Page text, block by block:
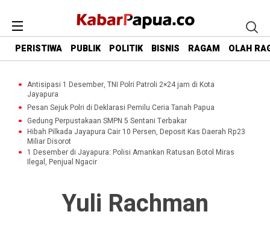
PERISTIWA PUBLIK POLITIK BISNIS RAGAM OLAH
Antisipasi 1 Desember, TNI Polri Patroli 2×24 jam di Kota
Jayapura
Pesan Sejuk Polri di Deklarasi Pemilu Ceria Tanah Papua
Gedung Perpustakaan SMPN 5 Sentani Terbakar
Hibah Pilkada Jayapura Cair 10 Persen, Deposit Kas Daerah Rp23
Miliar Disorot
1 Desember di Jayapura: Polisi Amankan Ratusan Botol Miras
Ilegal, Penjual Ngacir
Yuli Rachman